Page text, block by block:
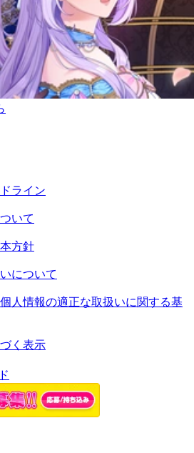
ライン
いて
方針
について
人情報の適正な取扱いに関する基
く表示